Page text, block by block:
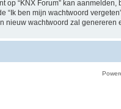
“KNX Forum” kan
“Ik ben mijn wachtwoord
nieuw wachtwoord zal